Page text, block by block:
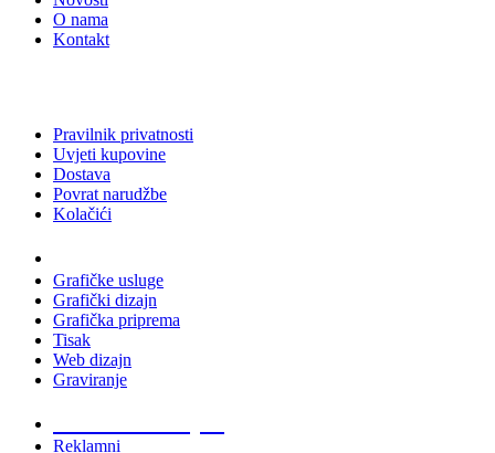
O nama
Kontakt
Pravilnik privatnosti
Uvjeti kupovine
Dostava
Povrat narudžbe
Kolačići
Grafičke usluge
Grafički dizajn
Grafička priprema
Tisak
Web dizajn
Graviranje
Reklamni